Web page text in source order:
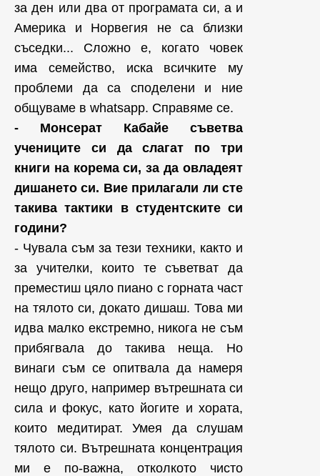
за ден или два от програмата си, а и
Америка и Норвегия не са близки
съседки... Сложно е, когато човек
има семейство, иска всичките му
проблеми да са споделени и ние
общуваме в whatsapp. Справяме се.
- Монсерат Кабайе съветва
учениците си да слагат по три
книги на корема си, за да овладеят
дишането си. Вие прилагали ли сте
такива тактики в студентските си
години?
- Чувала съм за тези техники, както и
за учителки, които те съветват да
преместиш цяло пиано с горната част
на тялото си, докато дишаш. Това ми
идва малко екстремно, никога не съм
прибягвала до такива неща. Но
винаги съм се опитвала да намеря
нещо друго, например вътрешната си
сила и фокус, като йогите и хората,
които медитират. Умея да слушам
тялото си. Вътрешната концентрация
ми е по-важна, отколкото чисто